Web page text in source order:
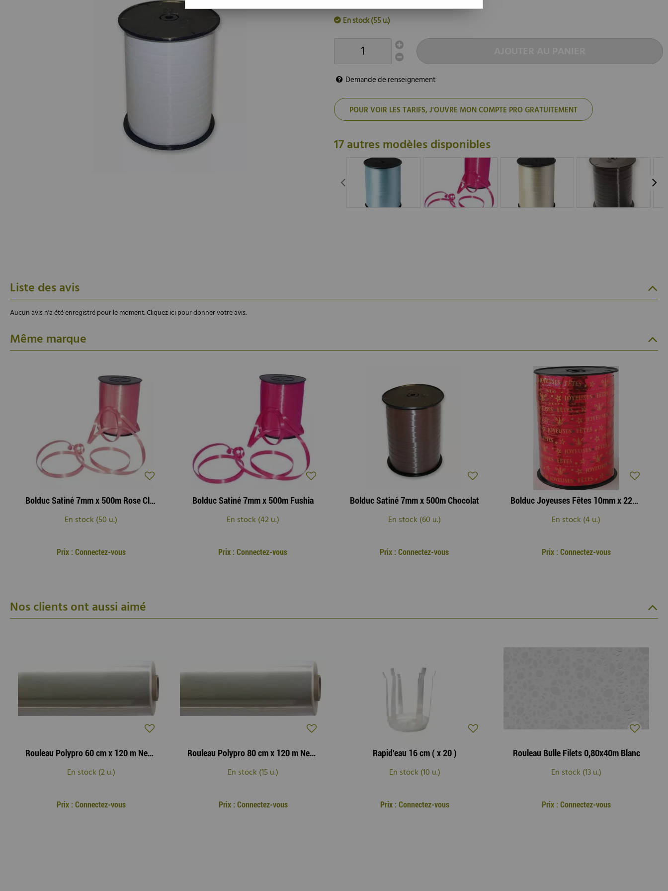
En stock (55 u.)
Demande de renseignement
POUR VOIR LES TARIFS, J'OUVRE MON COMPTE PRO GRATUITEMENT
17 autres modèles disponibles
Liste des avis
Aucun avis n'a été enregistré pour le moment.Cliquez ici pour donner votre avis.
Même marque
Bolduc Satiné 7mm x 500m Rose Clair
En stock (50 u.)
Prix : Connectez-vous
Bolduc Satiné 7mm x 500m Fushia
En stock (42 u.)
Prix : Connectez-vous
Bolduc Satiné 7mm x 500m Chocolat
En stock (60 u.)
Prix : Connectez-vous
Bolduc Joyeuses Fêtes 10mm x 225m Rouge
En stock (4 u.)
Prix : Connectez-vous
Nos clients ont aussi aimé
Rouleau Polypro 60 cm x 120 m Neutre 40µ
En stock (2 u.)
Prix : Connectez-vous
Rouleau Polypro 80 cm x 120 m Neutre 40µ
En stock (15 u.)
Prix : Connectez-vous
Rapid'eau 16 cm ( x 20 )
En stock (10 u.)
Prix : Connectez-vous
Rouleau Bulle Filets 0,80x40m Blanc
En stock (13 u.)
Prix : Connectez-vous